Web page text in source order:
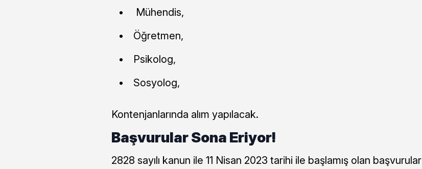
Mühendis,
Öğretmen,
Psikolog,
Sosyolog,
Kontenjanlarında alım yapılacak.
Başvurular Sona Eriyor!
2828 sayılı kanun ile 11 Nisan 2023 tarihi ile başlamış olan başvurular